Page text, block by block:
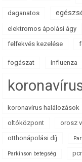
daganatos
elektromos ápolási ágy
felfekvés kezelése
fogászat influenza
koronavírus halálozások
oltóközpont
orosz
otthonápolási díj
Parkinson betegség